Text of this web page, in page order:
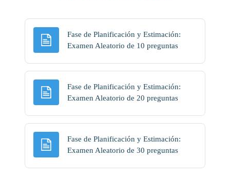
Fase de Planificación y Estimación:
Examen Aleatorio de 10 preguntasPágina
Fase de Planificación y Estimación:
Examen Aleatorio de 20 preguntasPágina
Fase de Planificación y Estimación:
Examen Aleatorio de 30 preguntasPágina